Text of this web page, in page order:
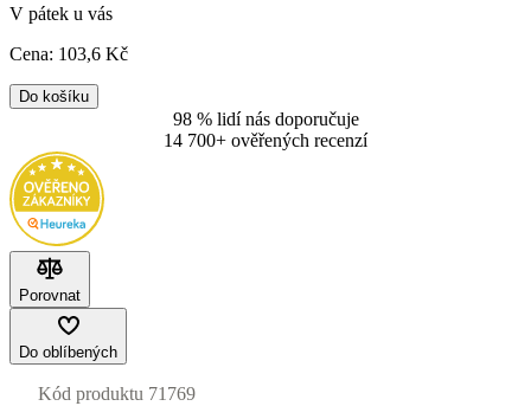
V pátek u vás
Cena: 103,6 Kč
Do košíku
98 % lidí nás doporučuje
14 700+ ověřených recenzí
Porovnat
Do oblíbených
Kód produktu 71769